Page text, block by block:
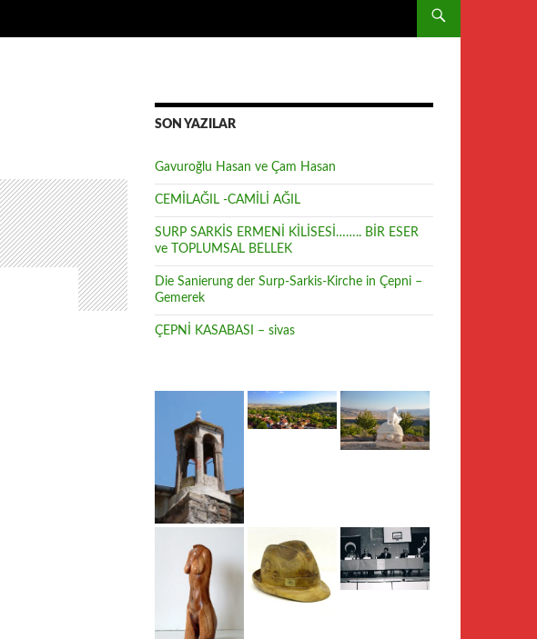
SON YAZILAR
Gavuroğlu Hasan ve Çam Hasan
CEMİLAĞIL -CAMİLİ AĞIL
SURP SARKİS ERMENİ KİLİSESİ…….. BİR ESER
ve TOPLUMSAL BELLEK
Die Sanierung der Surp-Sarkis-Kirche in Çepni –
Gemerek
ÇEPNİ KASABASI – sivas